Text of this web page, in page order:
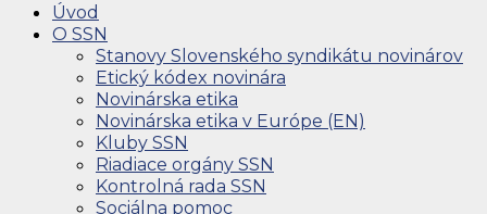
Úvod
O SSN
Stanovy Slovenského syndikátu novinárov
Etický kódex novinára
Novinárska etika
Novinárska etika v Európe (EN)
Kluby SSN
Riadiace orgány SSN
Kontrolná rada SSN
Sociálna pomoc